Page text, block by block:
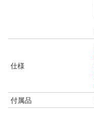
仕様
付属品